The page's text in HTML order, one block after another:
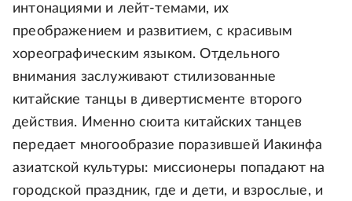
интонациями и лейт-темами, их
преображением и развитием, с красивым
хореографическим языком. Отдельного
внимания заслуживают стилизованные
китайские танцы в дивертисменте второго
действия. Именно сюита китайских танцев
передает многообразие поразившей Иакинфа
азиатской культуры: миссионеры попадают на
городской праздник, где и дети, и взрослые, и